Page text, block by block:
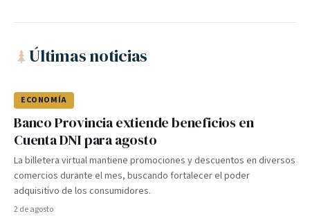
Últimas noticias
ECONOMÍA
Banco Provincia extiende beneficios en
Cuenta DNI para agosto
La billetera virtual mantiene promociones y descuentos en diversos
comercios durante el mes, buscando fortalecer el poder
adquisitivo de los consumidores.
2 de agosto